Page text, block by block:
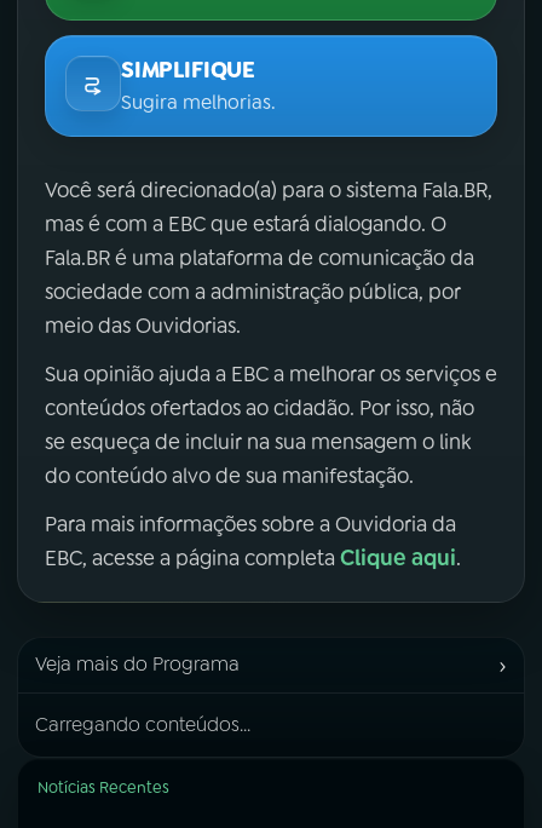
SIMPLIFIQUE
Sugira melhorias.
Você será direcionado(a) para o sistema Fala.BR,
mas é com a EBC que estará dialogando. O
Fala.BR é uma plataforma de comunicação da
sociedade com a administração pública, por
meio das Ouvidorias.
Sua opinião ajuda a EBC a melhorar os serviços e
conteúdos ofertados ao cidadão. Por isso, não
se esqueça de incluir na sua mensagem o link
do conteúdo alvo de sua manifestação.
Para mais informações sobre a Ouvidoria da
EBC, acesse a página completa Clique aqui.
Veja mais do Programa ›
Carregando conteúdos...
Notícias Recentes